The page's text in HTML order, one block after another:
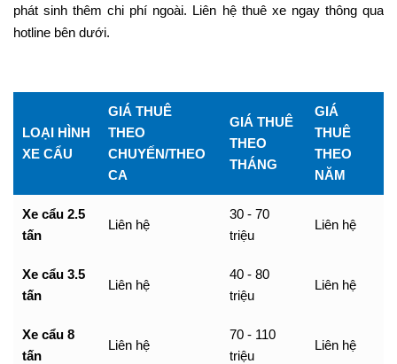
phát sinh thêm chi phí ngoài. Liên hệ thuê xe ngay thông qua
hotline bên dưới.
LOẠI HÌNH
XE CẨU
GIÁ THUÊ
THEO
CHUYẾN/THEO
CA
GIÁ THUÊ
THEO
THÁNG
GIÁ
THUÊ
THEO
NĂM
Xe cẩu 2.5
tấn
Liên hệ
30 - 70
triệu
Liên hệ
Xe cẩu 3.5
tấn
Liên hệ
40 - 80
triệu
Liên hệ
Xe cẩu 8
tấn
Liên hệ
70 - 110
triệu
Liên hệ